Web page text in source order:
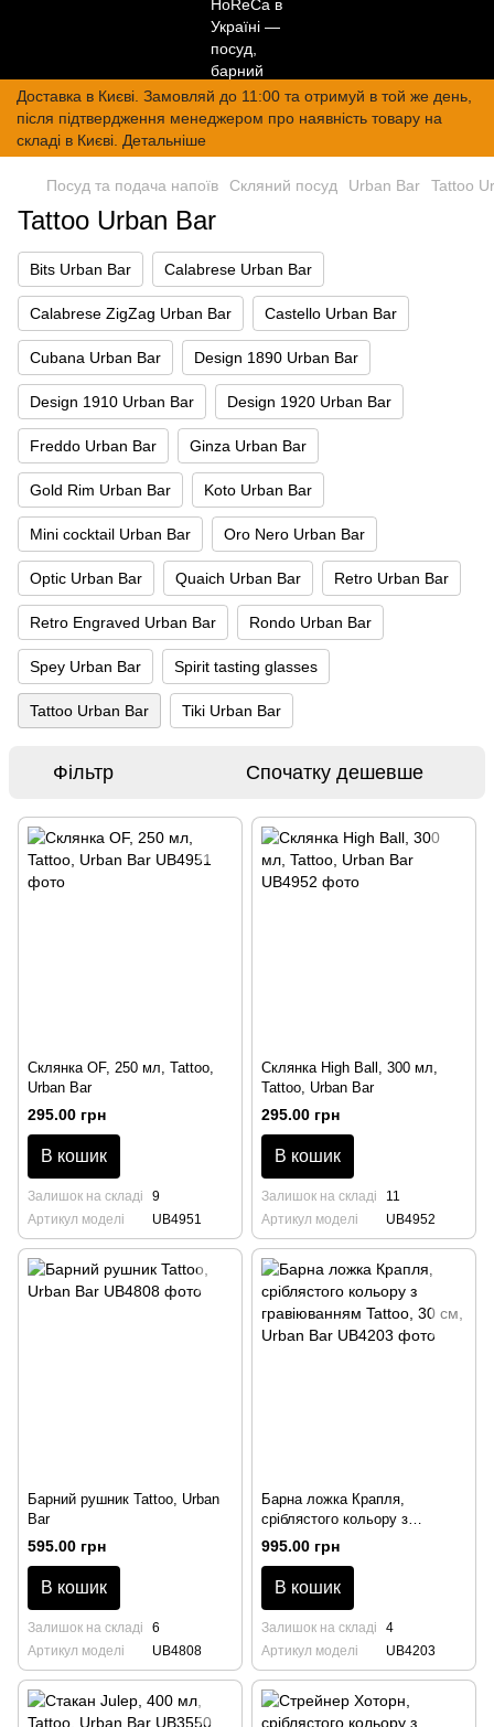
Доставка в Києві. Замовляй до 11:00 та отримуй в той же день,
після підтвердження менеджером про наявність товару на
складі в Києві. Детальніше
Посуд та подача напоїв Скляний посуд Urban Bar Tattoo
Tattoo Urban Bar
Bits Urban Bar Calabrese Urban Bar
Calabrese ZigZag Urban Bar Castello Urban Bar
Cubana Urban Bar Design 1890 Urban Bar
Design 1910 Urban Bar Design 1920 Urban Bar
Freddo Urban Bar Ginza Urban Bar
Gold Rim Urban Bar Koto Urban Bar
Mini cocktail Urban Bar Oro Nero Urban Bar
Optic Urban Bar Quaich Urban Bar Retro Urban Bar
Retro Engraved Urban Bar Rondo Urban Bar
Spey Urban Bar Spirit tasting glasses
Tattoo Urban Bar Tiki Urban Bar
Фільтр Спочатку дешевше
Склянка OF, 250 мл, Tattoo,
Urban Bar
295.00 грн
В кошик
Залишок на складі
9
Артикул моделі
UB4951
Склянка High Ball, 300 мл,
Tattoo, Urban Bar
295.00 грн
В кошик
Залишок на складі
11
Артикул моделі
UB4952
Барний рушник Tattoo, Urban
Bar
595.00 грн
В кошик
Залишок на складі
6
Артикул моделі
UB4808
Барна ложка Крапля,
сріблястого кольору з
гравіюванням Tattoo, 30 см,
Urban Bar
995.00 грн
В кошик
Залишок на складі
4
Артикул моделі
UB4203